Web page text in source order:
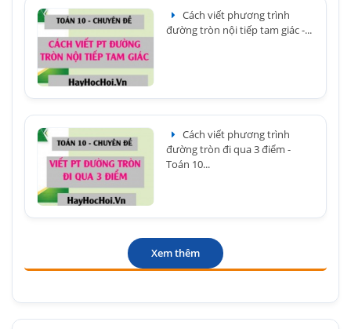
Cách viết phương trình
đường tròn nội tiếp tam giác -...
Cách viết phương trình
đường tròn đi qua 3 điểm -
Toán 10...
Xem thêm